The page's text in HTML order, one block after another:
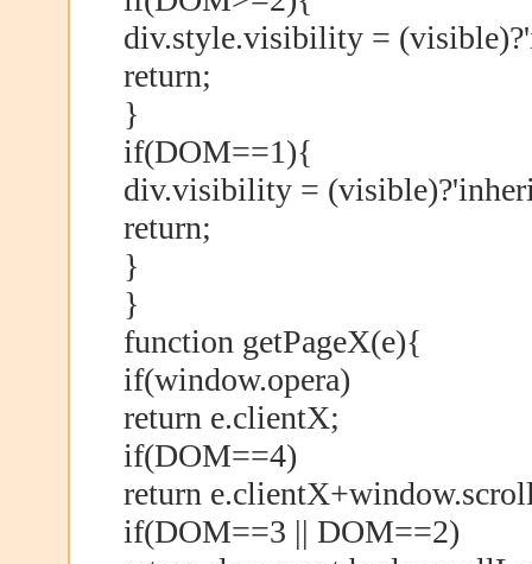
div.style.visibility =
return;
}
if(DOM==1){
div.visibility =
return;
}
}
function getPageX(e){
if(window.opera)
return e.clientX;
if(DOM==4)
return
if(DOM==3 || DOM==2)